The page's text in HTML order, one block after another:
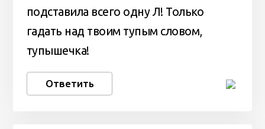
подставила всего одну Л! Только
гадать над твоим тупым словом,
тупышечка!
Ответить